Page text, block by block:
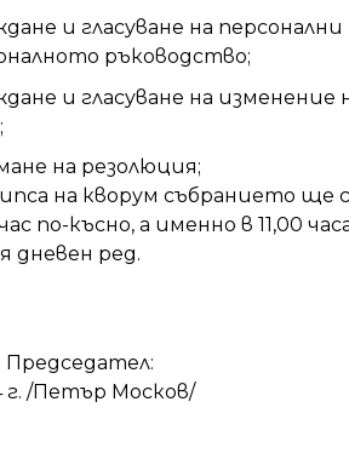
и гласуване на
ръководство;
и гласуване на изменение
на резолюция;
на кворум събранието ще
по-късно, а именно в 11,00
дневен ред.
Председател:
г. /Петър Москов/